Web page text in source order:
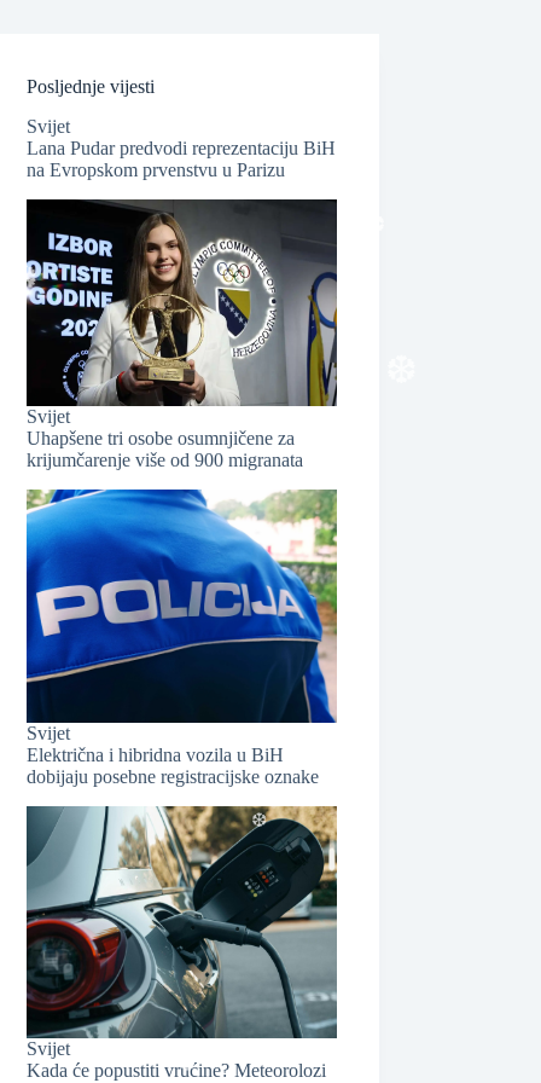
Posljednje vijesti
Svijet
Lana Pudar predvodi reprezentaciju BiH
na Evropskom prvenstvu u Parizu
Svijet
Uhapšene tri osobe osumnjičene za
krijumčarenje više od 900 migranata
Svijet
Električna i hibridna vozila u BiH
dobijaju posebne registracijske oznake
Svijet
Kada će popustiti vrućine? Meteorolozi
❆
❆